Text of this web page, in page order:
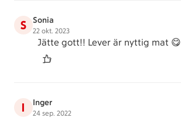
S Sonia
22 okt. 2023
Jätte gott!! Lever är nyttig mat 😋
I Inger
24 sep. 2022